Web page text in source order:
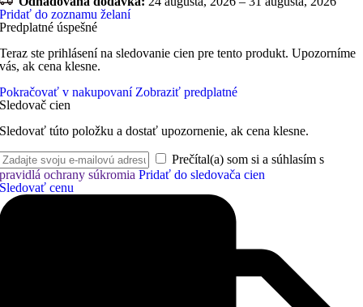
Pridať do zoznamu želaní
Predplatné úspešné
Teraz ste prihlásení na sledovanie cien pre tento produkt. Upozorníme
vás, ak cena klesne.
Pokračovať v nakupovaní Zobraziť predplatné
Sledovač cien
Sledovať túto položku a dostať upozornenie, ak cena klesne.
Prečítal(a) som si a súhlasím s
pravidlá ochrany súkromia Pridať do sledovača cien
Sledovať cenu